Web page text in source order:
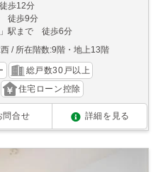
歩12分
徒歩9分
」駅まで 徒歩6分
所在階数:9階・地上13階
総戸数30戸以上
住宅ローン控除
問合せ 詳細を見る